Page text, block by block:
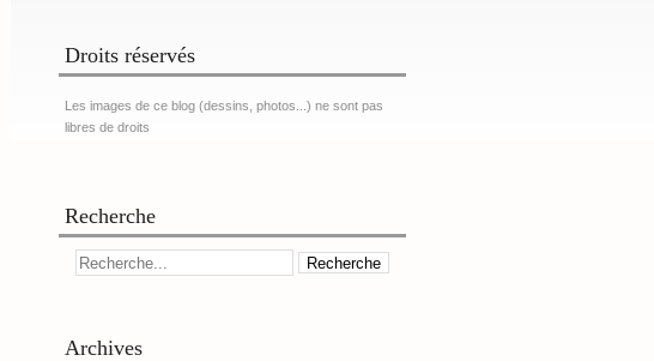
Droits réservés
Les images de ce blog (dessins, photos...) ne sont pas
libres de droits
Recherche
Archives